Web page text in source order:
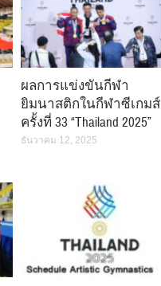
ผลการแข่งขันกีฬา
ยิมนาสติกในกีฬาซีเกมส์
ครั้งที่ 33 “Thailand 2025”
ธันวาคม 12, 2025